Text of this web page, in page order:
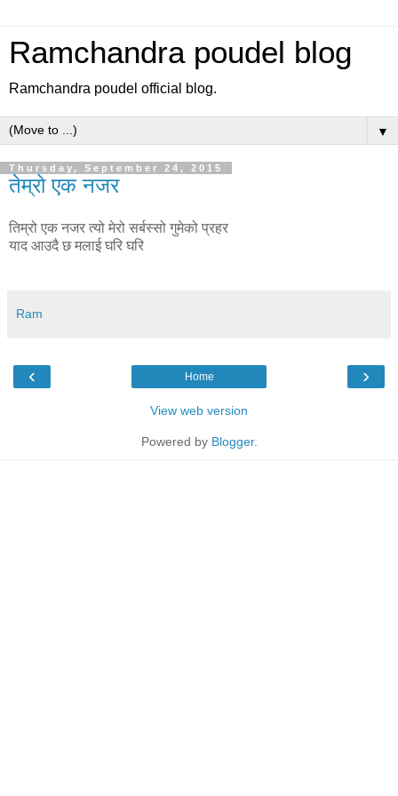
Ramchandra poudel blog
Ramchandra poudel official blog.
▼
Thursday, September 24, 2015
तेम्रो एक नजर
तिम्रो एक नजर त्यो मेरो सर्बस्सो गुमेको प्रहर
याद आउदै छ मलाई घरि घरि
Ram
‹ ›
Home
View web version
Powered by Blogger.